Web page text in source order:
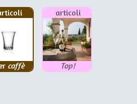
caffè
articoli
Top!